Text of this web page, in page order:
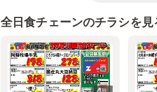
全日食チェーンのチラシを見
枚